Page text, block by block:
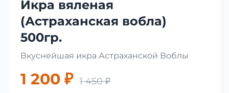
Икра вяленая
(Астраханская вобла)
500гр.
Вкуснейшая икра Астраханской Воблы
1 200 ₽ 1 450 ₽